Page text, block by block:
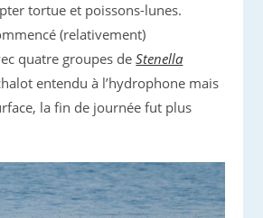
tortue et poissons-lunes.
(relativement)
quatre groupes deStenella
entendu à l’hydrophone mais
la fin de journée fut plus